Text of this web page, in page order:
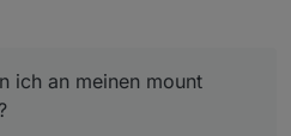
die Platte hat?
ich an meinen mount